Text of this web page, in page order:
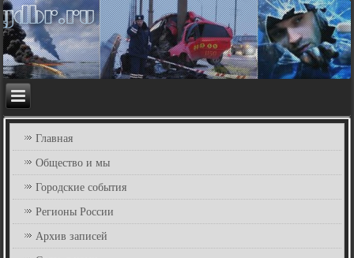
Главная
Общество и мы
Городские события
Регионы России
Архив записей